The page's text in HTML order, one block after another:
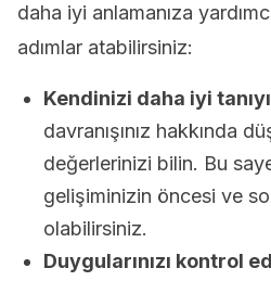
daha iyi anlamanıza
adımlar atabilirsiniz:
Kendinizi daha iyi
davranışınız hakkında
değerlerinizi bilin. Bu
gelişiminizin öncesi ve
olabilirsiniz.
Duygularınızı kontrol